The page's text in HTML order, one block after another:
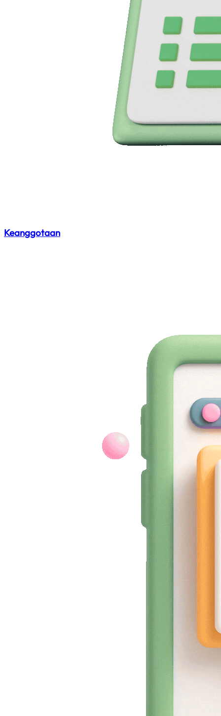
Keanggotaan